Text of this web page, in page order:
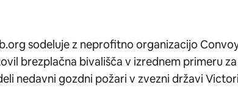
sodeluje z neprofitno organizacijo
brezplačna bivališča v izrednem primeru za
nedavni gozdni požari v zvezni državi